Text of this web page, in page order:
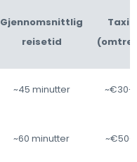
Gjennomsnittlig
reisetid
Taxi
~45 minutter ~€30-
~60 minutter ~€50-